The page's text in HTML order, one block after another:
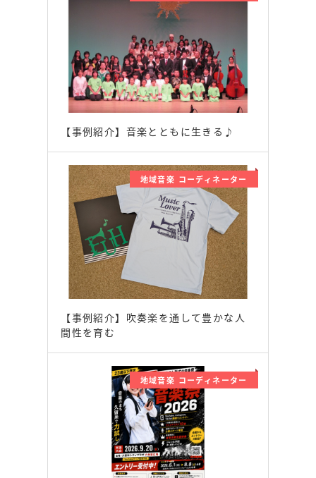
【事例紹介】音楽とともに生きる♪
地域音楽 コーディネーター
【事例紹介】吹奏楽を通して豊かな人
間性を育む
地域音楽 コーディネーター